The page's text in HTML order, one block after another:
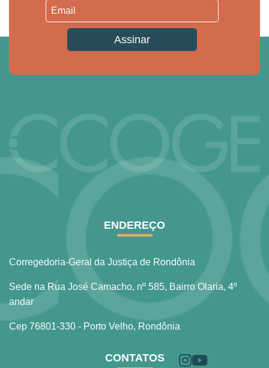
ENDEREÇO
Corregedoria-Geral da Justiça de Rondônia
Sede na Rua José Camacho, nº 585, Bairro Olaria, 4º
andar
Cep 76801-330 - Porto Velho, Rondônia
CONTATOS